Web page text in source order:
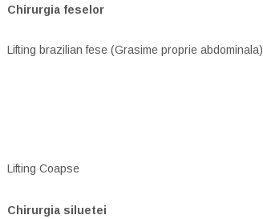
Chirurgia feselor
Lifting brazilian fese (Grasime proprie abdominala)
Lifting Coapse
Chirurgia siluetei